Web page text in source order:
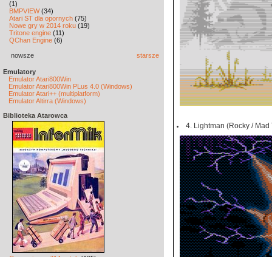
(1)
BMPVIEW(34)
Atari ST dla opornych (75)
Nowe gry w 2014 roku (19)
Tritone engine (11)
QChan Engine (6)
nowsze starsze
Emulatory
Emulator Atari800Win
Emulator Atari800Win PLus 4.0 (Windows)
Emulator Atari++ (multiplatform)
Emulator Altirra (Windows)
Biblioteka Atarowca
4. Lightman (Rocky / Mad